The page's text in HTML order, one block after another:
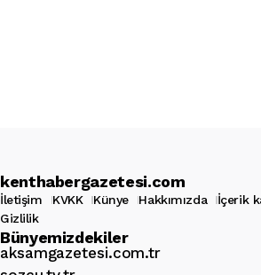
kenthabergazetesi.com
İletişim KVKK Künye Hakkımızda
İçerik
Gizlilik
Bünyemizdekiler
aksamgazetesi.com.tr